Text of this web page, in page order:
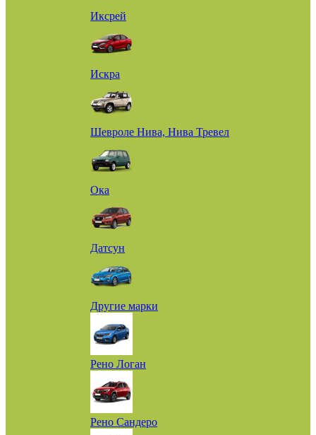
Иксрей
Искра
Шевроле Нива, Нива Тревел
Ока
Датсун
Другие марки
Рено Логан
Рено Сандеро